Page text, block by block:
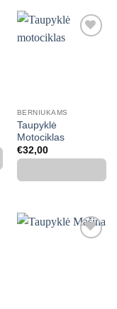
BERNIUKAMS
Taupyklė
Motociklas
€32,00